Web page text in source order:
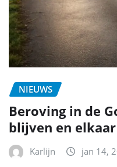
NIEUWS
Beroving in de
blijven en
Karlijn jan 14,